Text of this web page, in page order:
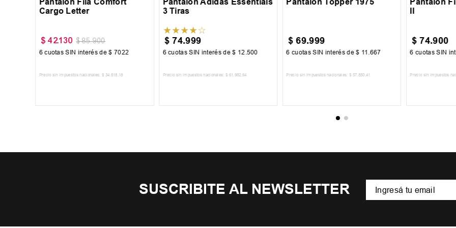
Cargo Letter
$ 42.130 $ 85.900
6 cuotas SIN interés de$ 7022
Precio sin impuestos nacionales: $ 34.818 ,18
3 Tiras
★★★★☆
$ 74.999
6 cuotas SIN interés de$ 12 .500
Precio sin impuestos nacionales: $ 61 .982 ,64
$ 69.999
6 cuotas SIN interés de$ 11 667
Precio sin impuestos nacionales: $ 57.850 ,41
II
$ 74.900
6 cuotas SIN
Precio sin impuestos
SUSCRIBITE AL NEWSLETTER